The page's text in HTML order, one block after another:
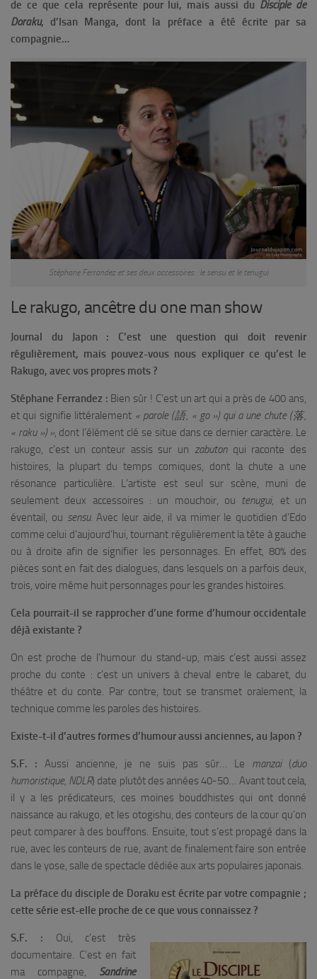
de ce que cela représente pour lui, mais aussi du Disciple de
Doraku, d’Isan Manga, dont la préface a été écrite par sa
compagnie…
Stéphane Ferrandez et ses deux accessoires : le sensu et le tenugui
Le rakugo, ancêtre du one man show
Journal du Japon : C’est une question qui doit revenir
régulièrement, mais pouvez-vous nous expliquer ce qu’est le
Rakugo, avec vos propres mots ?
Stéphane Ferrandez : Bien sûr ! C’est un art qui a près de 400 ans,
et qui signifie littéralement « parole (語, « go ») qui a une chute (落,
« raku ») », dont l’élément clé se situe dans ce dernier caractère. Le
rakugo, c’est un conteur assis sur un zabutonqui raconte des
histoires, la plupart du temps comiques, dont la chute a une
résonance particulière. L’artiste est seul sur scène, muni de
seulement deux accessoires : un mouchoir, ou tenugui, et un
éventail, ou sensu. Avec leur aide, il va mimer le quotidien d’Edo
comme celui d’aujourd’hui, tournant régulièrement la tête à gauche
ou à droite afin de signifier les personnages. En effet, 80% des
pièces sont en fait des dialogues, dans lesquels on a parfois deux,
trois, voire même huit personnages pour les grandes histoires.
Cela pourrait-il se rapprocher d’une forme d’humour occidentale
déjà existante ?
On est proche de l’humour du stand-up, mais c’est aussi assez
proche du conte : c’est un univers à cheval entre le cabaret, du
théâtre et du conte. Par contre, tout se transmet oralement, la
technique comme les paroles des histoires.
Existe-t-il d’autres formes d’humour aussi anciennes, au Japon ?
S.F. : Aussi ancienne, je ne suis pas sûr… Le manzai(duo
humoristique, NDLR) date plutôt des années 40-50… Avant tout cela,
il y a les prédicateurs, ces moines bouddhistes qui ont donné
naissance au rakugo, et les otogishu, des conteurs de la cour qu’on
peut comparer à des bouffons. Ensuite, tout s’est propagé dans la
rue, avec les conteurs de rue, avant de finalement faire son entrée
dans le yose, salle de spectacle dédiée aux arts populaires japonais.
La préface du disciple de Doraku est écrite par votre compagnie ;
cette série est-elle proche de ce que vous connaissez ?
S.F. : Oui, c’est très
documentaire. C’est en fait
ma compagne, Sandrine